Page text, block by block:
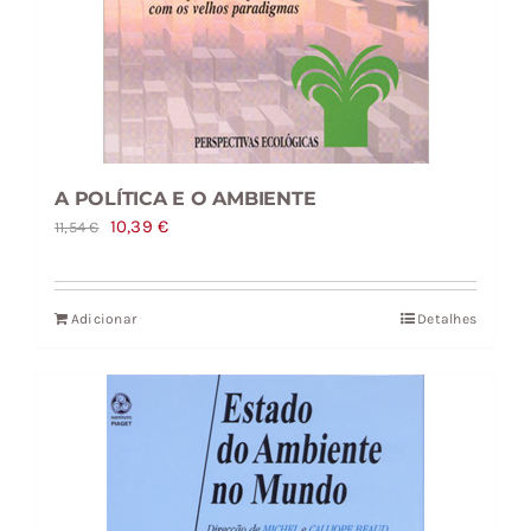
A POLÍTICA E O AMBIENTE
11,54€
O
original
era:
10,39€O
atual
Adicionar Detalhes